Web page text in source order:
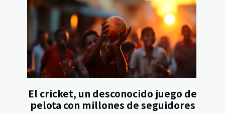
El cricket, un desconocido juego de
pelota con millones de seguidores